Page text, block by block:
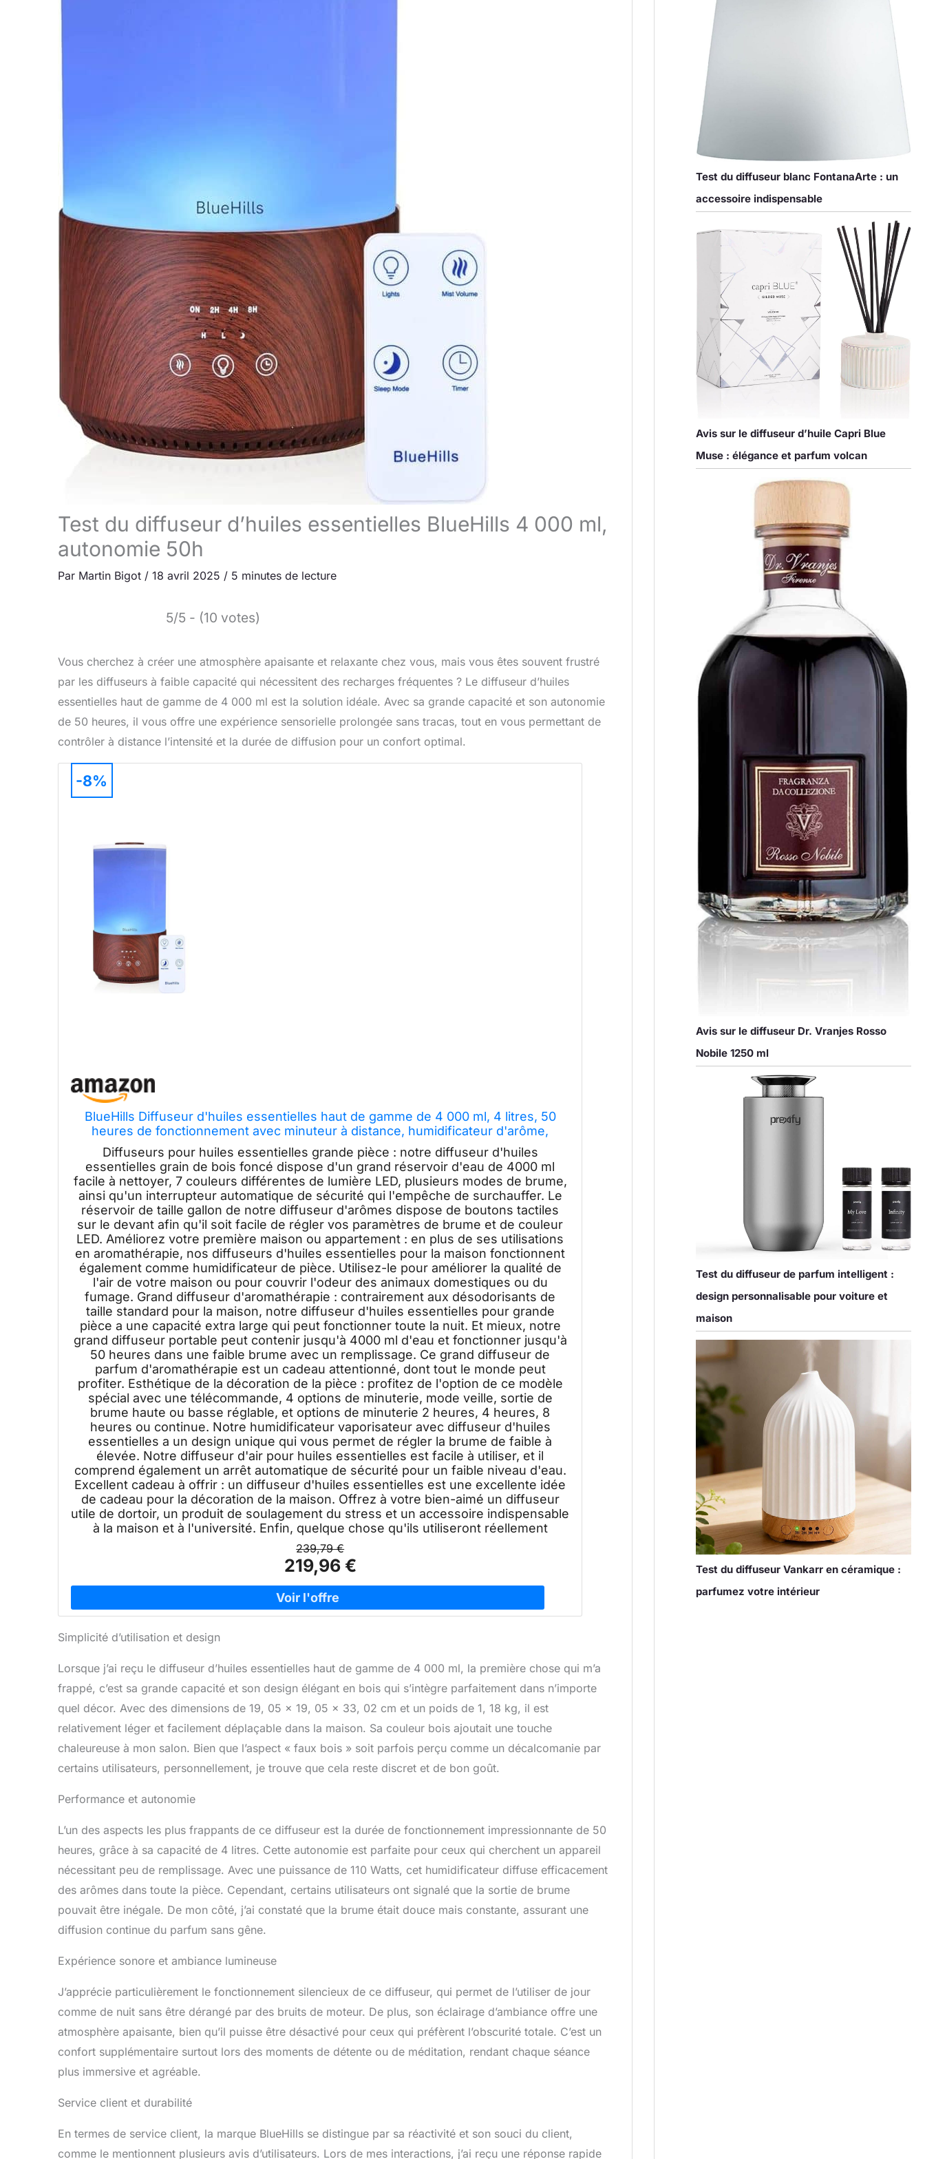
Test du diffuseur d’huiles essentielles BlueHills 4 000 ml,
autonomie 50h
Par Martin Bigot / 18 avril 2025 / 5 minutes de lecture
5/5 - (10 votes)
Vous cherchez à créer une atmosphère apaisante et relaxante chez vous, mais vous êtes souvent frustré
par les diffuseurs à faible capacité qui nécessitent des recharges fréquentes ? Le diffuseur d’huiles
essentielles haut de gamme de 4 000 ml est la solution idéale. Avec sa grande capacité et son autonomie
de 50 heures, il vous offre une expérience sensorielle prolongée sans tracas, tout en vous permettant de
contrôler à distance l’intensité et la durée de diffusion pour un confort optimal.
BlueHills Diffuseur d'huiles essentielles haut de gamme de 4 000 ml, 4 litres, 50
heures de fonctionnement avec minuteur à distance, humidificateur d'arôme,
grande capacité, sortie de brume élevée
Diffuseurs pour huiles essentielles grande pièce : notre diffuseur d'huiles
essentielles grain de bois foncé dispose d'un grand réservoir d'eau de 4000 ml
facile à nettoyer, 7 couleurs différentes de lumière LED, plusieurs modes de brume,
ainsi qu'un interrupteur automatique de sécurité qui l'empêche de surchauffer. Le
réservoir de taille gallon de notre diffuseur d'arômes dispose de boutons tactiles
sur le devant afin qu'il soit facile de régler vos paramètres de brume et de couleur
LED. Améliorez votre première maison ou appartement : en plus de ses utilisations
en aromathérapie, nos diffuseurs d'huiles essentielles pour la maison fonctionnent
également comme humidificateur de pièce. Utilisez-le pour améliorer la qualité de
l'air de votre maison ou pour couvrir l'odeur des animaux domestiques ou du
fumage. Grand diffuseur d'aromathérapie : contrairement aux désodorisants de
taille standard pour la maison, notre diffuseur d'huiles essentielles pour grande
pièce a une capacité extra large qui peut fonctionner toute la nuit. Et mieux, notre
grand diffuseur portable peut contenir jusqu'à 4000 ml d'eau et fonctionner jusqu'à
50 heures dans une faible brume avec un remplissage. Ce grand diffuseur de
parfum d'aromathérapie est un cadeau attentionné, dont tout le monde peut
profiter. Esthétique de la décoration de la pièce : profitez de l'option de ce modèle
spécial avec une télécommande, 4 options de minuterie, mode veille, sortie de
brume haute ou basse réglable, et options de minuterie 2 heures, 4 heures, 8
heures ou continue. Notre humidificateur vaporisateur avec diffuseur d'huiles
essentielles a un design unique qui vous permet de régler la brume de faible à
élevée. Notre diffuseur d'air pour huiles essentielles est facile à utiliser, et il
comprend également un arrêt automatique de sécurité pour un faible niveau d'eau.
Excellent cadeau à offrir : un diffuseur d'huiles essentielles est une excellente idée
de cadeau pour la décoration de la maison. Offrez à votre bien-aimé un diffuseur
utile de dortoir, un produit de soulagement du stress et un accessoire indispensable
à la maison et à l'université. Enfin, quelque chose qu'ils utiliseront réellement
239,79 €
219,96 €
-8%
Simplicité d’utilisation et design
Lorsque j’ai reçu le diffuseur d’huiles essentielles haut de gamme de 4 000 ml, la première chose qui m’a
frappé, c’est sa grande capacité et son design élégant en bois qui s’intègre parfaitement dans n’importe
quel décor. Avec des dimensions de 19, 05 x 19, 05 x 33, 02 cm et un poids de 1, 18 kg, il est
relativement léger et facilement déplaçable dans la maison. Sa couleur bois ajoutait une touche
chaleureuse à mon salon. Bien que l’aspect « faux bois » soit parfois perçu comme un décalcomanie par
certains utilisateurs, personnellement, je trouve que cela reste discret et de bon goût.
Performance et autonomie
L’un des aspects les plus frappants de ce diffuseur est la durée de fonctionnement impressionnante de 50
heures, grâce à sa capacité de 4 litres. Cette autonomie est parfaite pour ceux qui cherchent un appareil
nécessitant peu de remplissage. Avec une puissance de 110 Watts, cet humidificateur diffuse efficacement
des arômes dans toute la pièce. Cependant, certains utilisateurs ont signalé que la sortie de brume
pouvait être inégale. De mon côté, j’ai constaté que la brume était douce mais constante, assurant une
diffusion continue du parfum sans gêne.
Expérience sonore et ambiance lumineuse
J’apprécie particulièrement le fonctionnement silencieux de ce diffuseur, qui permet de l’utiliser de jour
comme de nuit sans être dérangé par des bruits de moteur. De plus, son éclairage d’ambiance offre une
atmosphère apaisante, bien qu’il puisse être désactivé pour ceux qui préfèrent l’obscurité totale. C’est un
confort supplémentaire surtout lors des moments de détente ou de méditation, rendant chaque séance
plus immersive et agréable.
Service client et durabilité
En termes de service client, la marque BlueHills se distingue par sa réactivité et son souci du client,
comme le mentionnent plusieurs avis d’utilisateurs. Lors de mes interactions, j’ai reçu une réponse rapide
Test du diffuseur blanc FontanaArte : un
accessoire indispensable
Avis sur le diffuseur d’huile Capri Blue
Muse : élégance et parfum volcan
Avis sur le diffuseur Dr. Vranjes Rosso
Nobile 1250 ml
Test du diffuseur de parfum intelligent :
design personnalisable pour voiture et
maison
Test du diffuseur Vankarr en céramique :
parfumez votre intérieur